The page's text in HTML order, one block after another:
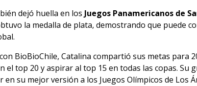
dejó huella en los Juegos Panamericanos de
la medalla de plata, demostrando que puede
BioBioChile, Catalina compartió sus metas para
el top 20 y aspirar al top 15 en todas las copas. Su
en su mejor versión a los Juegos Olímpicos de Los